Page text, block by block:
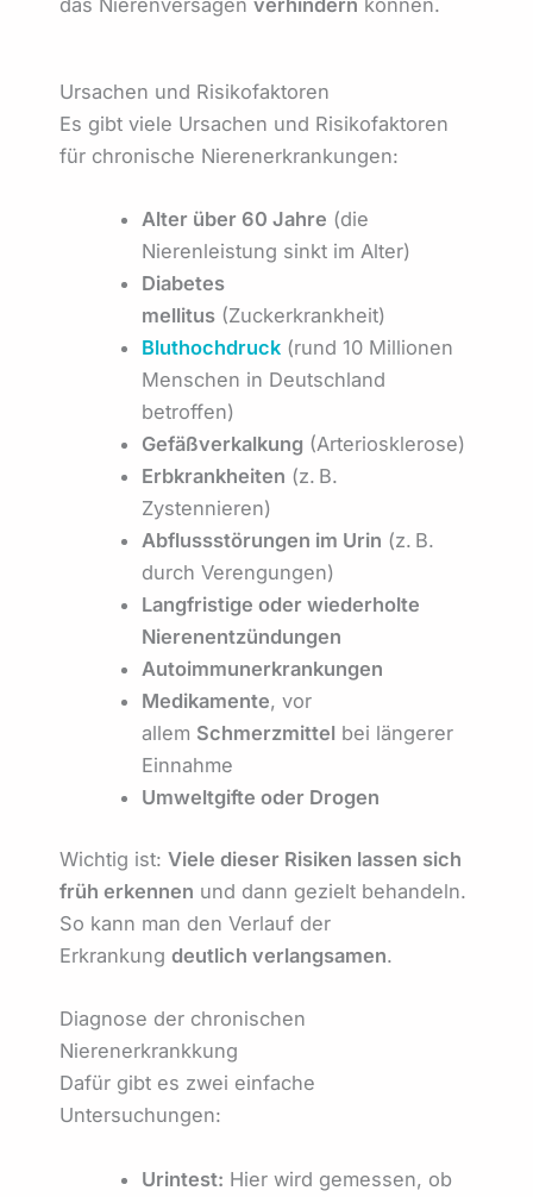
Ursachen und Risikofaktoren
Es gibt viele Ursachen und Risikofaktoren
für chronische Nierenerkrankungen:
Alter über 60 Jahre (die
Nierenleistung sinkt im Alter)
Diabetes
mellitus (Zuckerkrankheit)
Bluthochdruck (rund 10 Millionen
Menschen in Deutschland
betroffen)
Gefäßverkalkung (Arteriosklerose)
Erbkrankheiten (z. B.
Zystennieren)
Abflussstörungen im Urin (z. B.
durch Verengungen)
Langfristige oder wiederholte
Nierenentzündungen
Autoimmunerkrankungen
Medikamente, vor
allem Schmerzmittel bei längerer
Einnahme
Umweltgifte oder Drogen
Wichtig ist: Viele dieser Risiken lassen sich
früh erkennen und dann gezielt behandeln.
So kann man den Verlauf der
Erkrankung deutlich verlangsamen.
Diagnose der chronischen
Nierenerkrankkung
Dafür gibt es zwei einfache
Untersuchungen:
Urintest: Hier wird gemessen, ob